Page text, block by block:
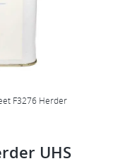
F3276 Herder
UHS